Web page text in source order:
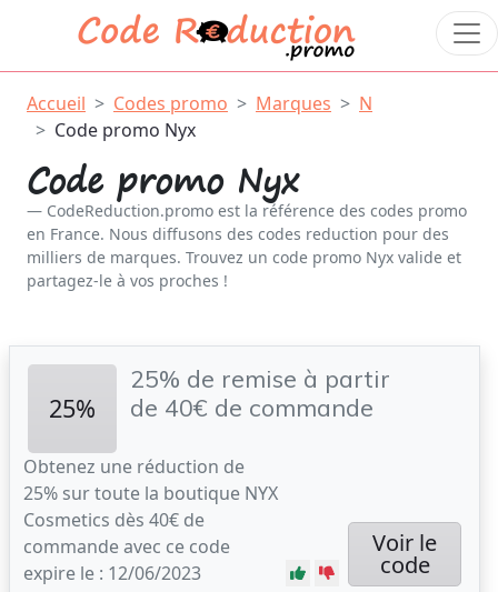
Accueil Codes promo Marques
N
Code promo Nyx
Code promo Nyx
CodeReduction.promo est la référence des codes promo
en France. Nous diffusons des codes reduction pour des
milliers de marques. Trouvez un code promo Nyx valide et
partagez-le à vos proches !
25%
25% de remise à partir
de 40€ de commande
Obtenez une réduction de
25% sur toute la boutique NYX
Cosmetics dès 40€ de
commande avec ce code
expire le : 12/06/2023
Voir le
code